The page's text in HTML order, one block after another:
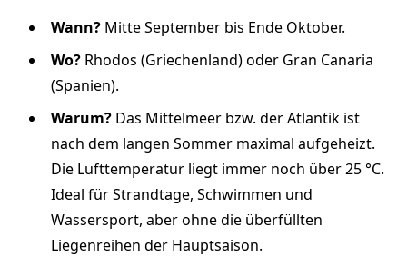
Wann? Mitte September bis Ende Oktober.
Wo? Rhodos (Griechenland) oder Gran Canaria
(Spanien).
Warum? Das Mittelmeer bzw. der Atlantik ist
nach dem langen Sommer maximal aufgeheizt.
Die Lufttemperatur liegt immer noch über 25 °C.
Ideal für Strandtage, Schwimmen und
Wassersport, aber ohne die überfüllten
Liegenreihen der Hauptsaison.